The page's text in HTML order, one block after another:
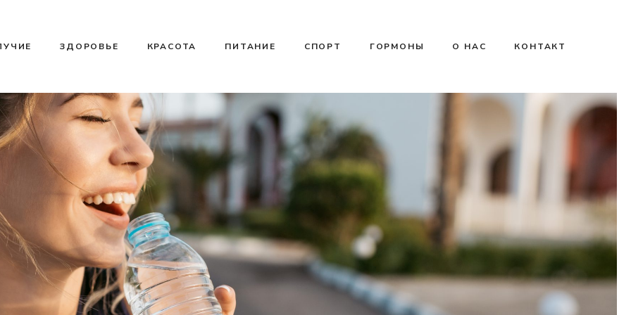
ЗДОРОВЬЕ КРАСОТА ПИТАНИЕ СПОРТ ГОРМОНЫ О НАС КОНТАКТ